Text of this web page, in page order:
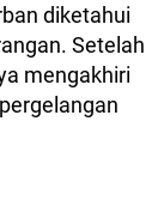
diketahui
Setelah
mengakhiri